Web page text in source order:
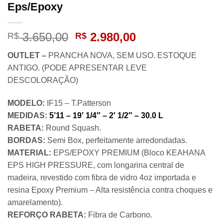
Eps/Epoxy
R$3.650,00 O
original
era:
R$ 3.650,00.
R$ 2.980,00O
atual
é:
OUTLET – PRANCHA NOVA, SEM USO. ESTOQUE
ANTIGO. (PODE APRESENTAR LEVE
DESCOLORAÇÃO)
MODELO:
IF15 – T.Patterson
MEDIDAS: 5’11 – 19′ 1/4″ – 2′ 1/2″ – 30.0 L
RABETA: Round Squash.
BORDAS: Semi Box, perfeitamente arredondadas.
MATERIAL: EPS/EPOXY PREMIUM (Bloco KEAHANA
EPS HIGH PRESSURE, com longarina central de
madeira, revestido com fibra de vidro 4oz importada e
resina Epoxy Premium – Alta resistência contra choques e
amarelamento).
REFORÇO RABETA: Fibra de Carbono.